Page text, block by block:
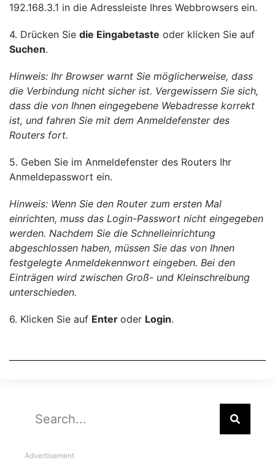
192.168.3.1 in die Adressleiste Ihres Webbrowsers ein.
4. Drücken Sie die Eingabetaste oder klicken Sie auf
Suchen.
Hinweis: Ihr Browser warnt Sie möglicherweise, dass
die Verbindung nicht sicher ist. Vergewissern Sie sich,
dass die von Ihnen eingegebene Webadresse korrekt
ist, und fahren Sie mit dem Anmeldefenster des
Routers fort.
5. Geben Sie im Anmeldefenster des Routers Ihr
Anmeldepasswort ein.
Hinweis: Wenn Sie den Router zum ersten Mal
einrichten, muss das Login-Passwort nicht eingegeben
werden. Nachdem Sie die Schnelleinrichtung
abgeschlossen haben, müssen Sie das von Ihnen
festgelegte Anmeldekennwort eingeben. Bei den
Einträgen wird zwischen Groß- und Kleinschreibung
unterschieden.
6. Klicken Sie auf Enter oder Login.
Advertisement